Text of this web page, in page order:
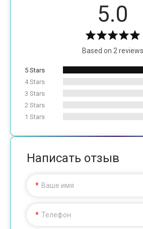
5.0
Based on 2 reviews
5 Stars
4 Stars
3 Stars
2 Stars
1 Stars
Написать отзыв
Ваше имя
Телефон